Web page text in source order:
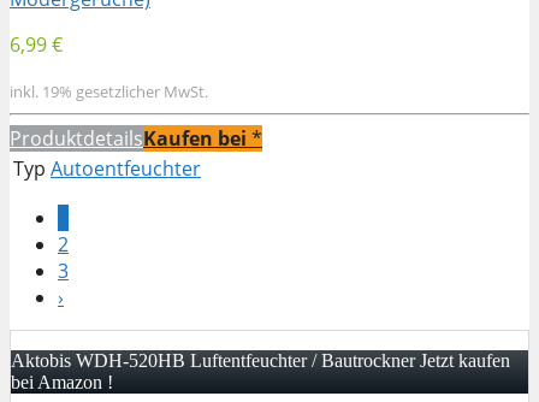
6,99 €
inkl. 19% gesetzlicher MwSt.
ProduktdetailsKaufen bei *
Typ Autoentfeuchter
2
3
›
Aktobis WDH-520HB Luftentfeuchter / Bautrockner Jetzt kaufen
bei Amazon !